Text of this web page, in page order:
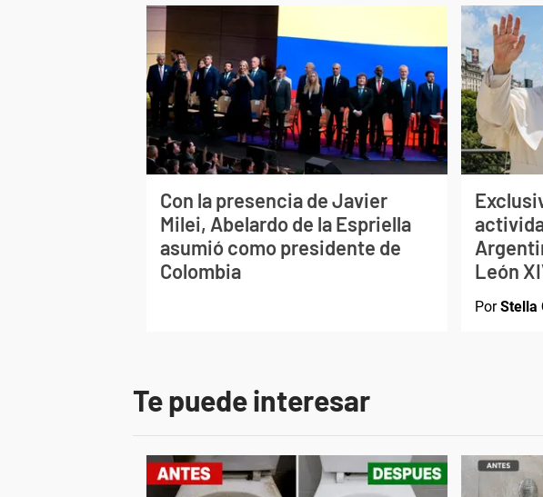
Con la presencia de Javier
Milei, Abelardo de la Espriella
asumió como presidente de
Colombia
León
PorStella
Te puede interesar